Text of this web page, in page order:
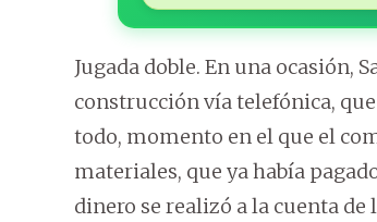
Jugada doble. En una ocasión,
construcción vía telefónica,
todo, momento en el que el
materiales, que ya había
dinero se realizó a la cuenta de